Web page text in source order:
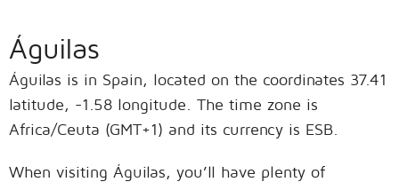
Águilas
Águilas is in Spain, located on the coordinates 37.41
latitude, -1.58 longitude. The time zone is
Africa/Ceuta (GMT+1) and its currency is ESB.
When visiting Águilas, you’ll have plenty of